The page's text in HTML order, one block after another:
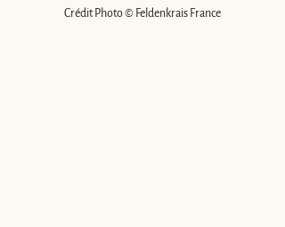
Crédit Photo © Feldenkrais France